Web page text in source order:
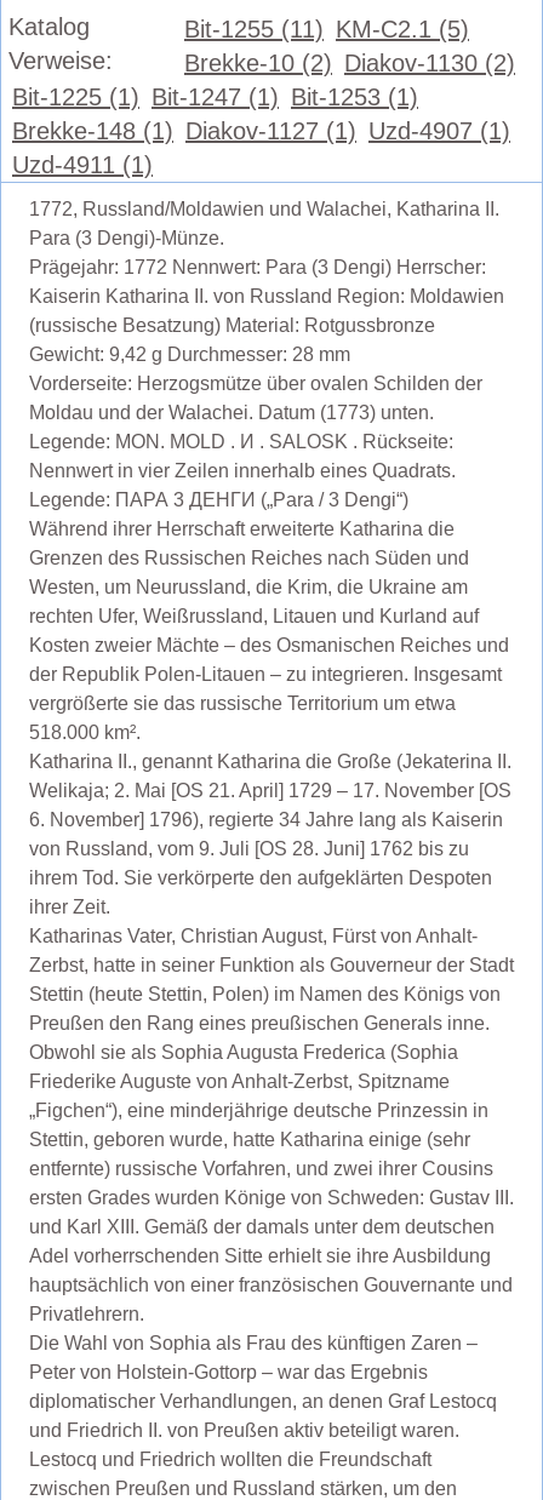
Katalog
Verweise:
Bit-1255 (11) KM-C2.1 (5)
Brekke-10 (2) Diakov-1130 (2)
Bit-1225 (1) Bit-1247 (1) Bit-1253 (1)
Brekke-148 (1) Diakov-1127 (1) Uzd-4907 (1)
Uzd-4911 (1)
1772, Russland/Moldawien und Walachei, Katharina II.
Para (3 Dengi)-Münze.
Prägejahr: 1772 Nennwert: Para (3 Dengi) Herrscher:
Kaiserin Katharina II. von Russland Region: Moldawien
(russische Besatzung) Material: Rotgussbronze
Gewicht: 9,42 g Durchmesser: 28 mm
Vorderseite: Herzogsmütze über ovalen Schilden der
Moldau und der Walachei. Datum (1773) unten.
Legende: MON. MOLD . И . SALOSK . Rückseite:
Nennwert in vier Zeilen innerhalb eines Quadrats.
Legende: ПАРА 3 ДЕНГИ („Para / 3 Dengi“)
Während ihrer Herrschaft erweiterte Katharina die
Grenzen des Russischen Reiches nach Süden und
Westen, um Neurussland, die Krim, die Ukraine am
rechten Ufer, Weißrussland, Litauen und Kurland auf
Kosten zweier Mächte – des Osmanischen Reiches und
der Republik Polen-Litauen – zu integrieren. Insgesamt
vergrößerte sie das russische Territorium um etwa
518.000 km².
Katharina II., genannt Katharina die Große (Jekaterina II.
Welikaja; 2. Mai [OS 21. April] 1729 – 17. November [OS
6. November] 1796), regierte 34 Jahre lang als Kaiserin
von Russland, vom 9. Juli [OS 28. Juni] 1762 bis zu
ihrem Tod. Sie verkörperte den aufgeklärten Despoten
ihrer Zeit.
Katharinas Vater, Christian August, Fürst von Anhalt-
Zerbst, hatte in seiner Funktion als Gouverneur der Stadt
Stettin (heute Stettin, Polen) im Namen des Königs von
Preußen den Rang eines preußischen Generals inne.
Obwohl sie als Sophia Augusta Frederica (Sophia
Friederike Auguste von Anhalt-Zerbst, Spitzname
„Figchen“), eine minderjährige deutsche Prinzessin in
Stettin, geboren wurde, hatte Katharina einige (sehr
entfernte) russische Vorfahren, und zwei ihrer Cousins ​​
ersten Grades wurden Könige von Schweden: Gustav III.
und Karl XIII. Gemäß der damals unter dem deutschen
Adel vorherrschenden Sitte erhielt sie ihre Ausbildung
hauptsächlich von einer französischen Gouvernante und
Privatlehrern.
Die Wahl von Sophia als Frau des künftigen Zaren –
Peter von Holstein-Gottorp – war das Ergebnis
diplomatischer Verhandlungen, an denen Graf Lestocq
und Friedrich II. von Preußen aktiv beteiligt waren.
Lestocq und Friedrich wollten die Freundschaft
zwischen Preußen und Russland stärken, um den